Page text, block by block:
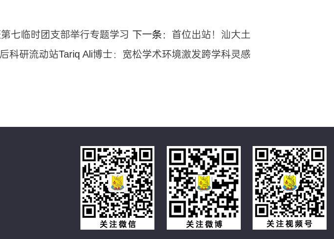
七临时团支部举行专题学习 下一条： 首位出站！汕大土
科研流动站Tariq Ali博士：宽松学术环境激发跨学科灵感